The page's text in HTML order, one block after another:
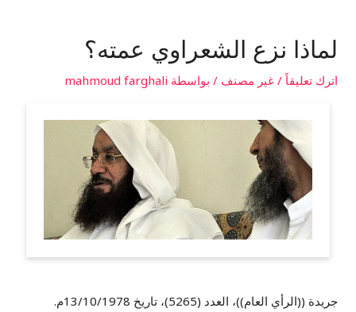
لماذا نزع الشعراوي عمته؟
اترك تعليقاً /غير مصنف / بواسطة mahmoud farghali
جريدة ((الرأي العام))، العدد (5265)، تاريخ 13/10/1978م.